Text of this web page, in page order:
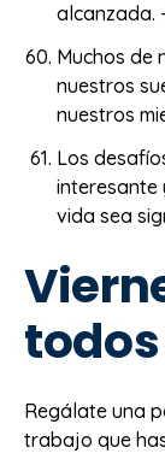
alcanzada.
Muchos de
nuestros
nuestros
Los
interesante
vida sea
Regálate una
trabajo que